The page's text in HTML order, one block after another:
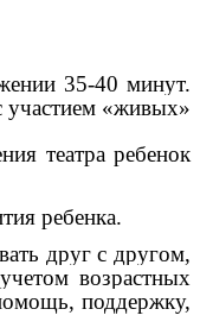
35-40 минут.
участием «живых»
театра ребенок
ребенка.
друг с другом,
возрастных
поддержку,